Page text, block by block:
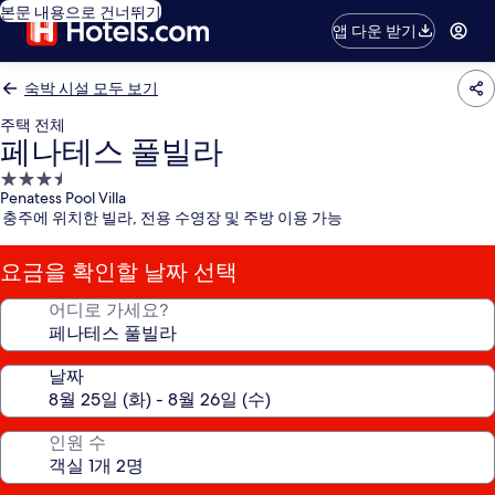
본문 내용으로 건너뛰기
앱 다운 받기
숙박 시설 모두 보기
주택 전체
페나테스 풀빌라
3.5
성
급
숙
박
시
Penatess Pool Villa
충주에 위치한 빌라, 전용 수영장 및 주방 이용 가능
요금을 확인할 날짜 선택
어디로 가세요?
날짜
인원 수